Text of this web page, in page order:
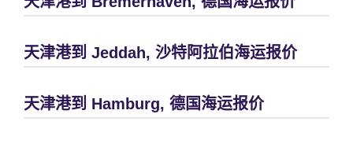
天津港到 Jeddah, 沙特阿拉伯海运报价
天津港到 Hamburg, 德国海运报价